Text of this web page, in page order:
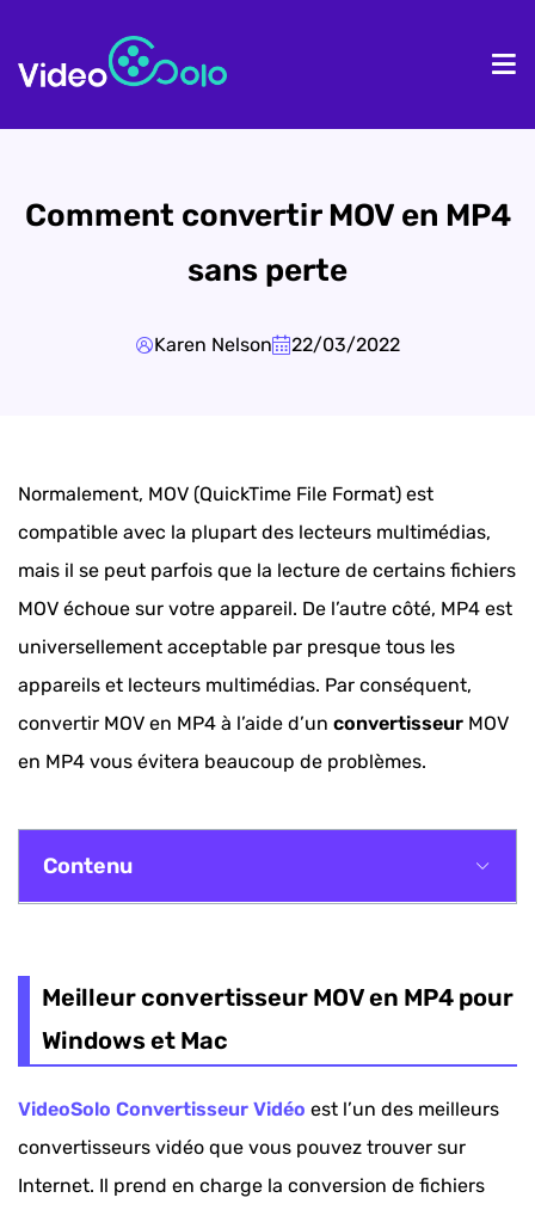
Comment convertir MOV en MP4
sans perte
Karen Nelson 22/03/2022
Normalement, MOV (QuickTime File Format) est
compatible avec la plupart des lecteurs multimédias,
mais il se peut parfois que la lecture de certains fichiers
MOV échoue sur votre appareil. De l’autre côté, MP4 est
universellement acceptable par presque tous les
appareils et lecteurs multimédias. Par conséquent,
convertir MOV en MP4 à l’aide d’un convertisseur MOV
en MP4 vous évitera beaucoup de problèmes.
Contenu
Comment convertir MOV en MP4 en conservant
la qualité d'origine
Meilleur convertisseur MOV en MP4 pour
Windows et Mac
VideoSolo Convertisseur Vidéo est l’un des meilleurs
convertisseurs vidéo que vous pouvez trouver sur
Internet. Il prend en charge la conversion de fichiers